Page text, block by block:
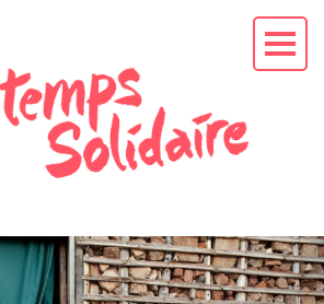
L'APPEL AU
PRÉSIDENT